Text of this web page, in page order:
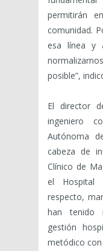
permitirán
comunidad.
esa línea y
posible”,
El director
ingeniero
Autónoma
cabeza de
Clínico de
el Hospital
respecto,
han tenido
gestión
metódico